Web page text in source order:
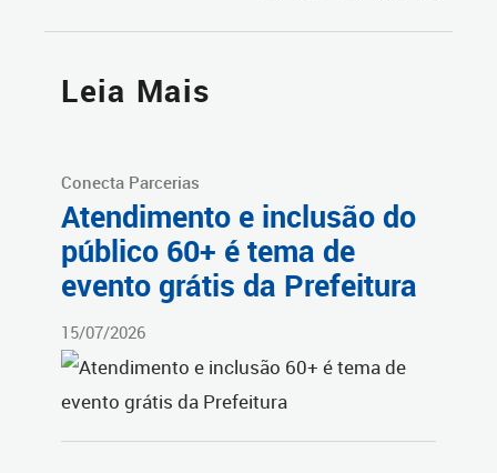
Leia Mais
Conecta Parcerias
Atendimento e inclusão do
público 60+ é tema de
evento grátis da Prefeitura
15/07/2026